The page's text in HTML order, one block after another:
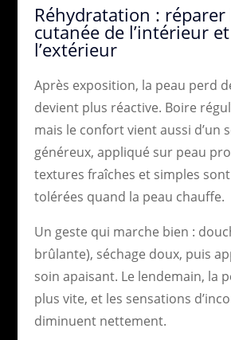
Réhydratation :
cutanée de l’intérieur
l’extérieur
Après exposition, la peau perd
devient plus réactive. Boire
mais le confort vient aussi d’un
généreux, appliqué sur peau
textures fraîches et simples
tolérées quand la peau chauffe.
Un geste qui marche bien :
brûlante), séchage doux, puis
soin apaisant. Le lendemain, la
plus vite, et les sensations
diminuent nettement.